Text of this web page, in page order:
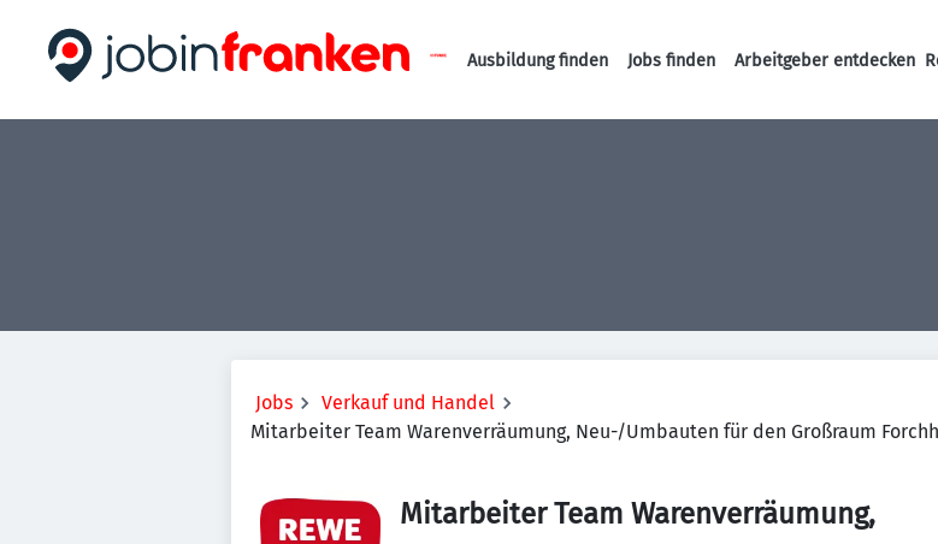
Haupt-Navigation
Ausbildung finden Jobs finden Arbeitgeber entdecken
Jobs
Verkauf und Handel
Mitarbeiter Team Warenverräumung, Neu-/Umbauten für den Großraum
Mitarbeiter Team Warenverräumung,